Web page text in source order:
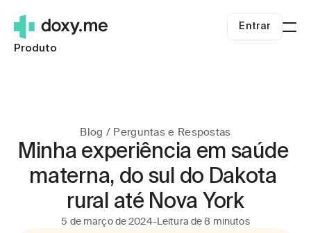
Entrar
Produto
Telessaúde rural
Central de Ajuda
Carreiras
Sucesso da Telemedicina
Segurança
Começar
Blog / Perguntas e Respostas
Minha experiência em saúde
materna, do sul do Dakota
rural até Nova York
5 de março de 2024-Leitura de 8 minutos